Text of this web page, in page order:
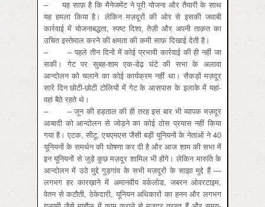
– यह साफ़ है कि मैनेजमेंट ने पूरी योजना और तैयारी के साथ
यह हमला किया है। लेकिन मज़दूरों की ओर से इसकी जवाबी
कार्रवाई में योजनाबद्धता, स्‍पष्‍ट दिशा, तेज़ी और अपनी ताक़त का
उचित इस्‍तेमाल करने की क्षमता की कमी साफ़ दिखाई देती है।
– – पहले तीन दिनों में कोई प्रभावी कार्रवाई की ही नहीं जा
सकी। गेट पर सुबह-शाम एक-डेढ़ घंटे की सभा के अलावा
आन्‍दोलन को चलाने का कोई कार्यक्रम नहीं था। सैकड़ों मज़दूर
सारे दिन छोटी-छोटी टोलियों में गेट के आसपास के इलाके में यहां-
वहां बैठे रहते थे।
– – जून की हड़ताल की ही तरह इस बार भी व्‍यापक मज़दूर
आबादी को आन्‍दोलन से जोड़ने का कोई ठोस प्रयास नहीं किया
गया है। एटक, सीटू, एचएमएस जैसी बड़ी यूनियनों के नेताओं ने 40
यूनियनों के समर्थन की घोषणा कर दी है और आज शाम की सभा में
इन यूनियनों से जुड़े कुछ मज़दूर शामिल भी होंगे। लेकिन मारुति के
आन्‍दोलन में उठे मुद्दे गुड़गांव के सभी मज़दूरों के साझा मुद्दे हैं —
लगभग हर कारख़ाने में अमानवीय वर्कलोड, जबरन ओवरटाइम,
वेतन से कटौती, ठेकेदारी, यूनियन अधिकारों का हनन और लगभग